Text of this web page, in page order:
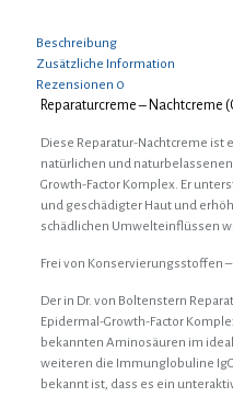
Beschreibung
Zusätzliche Information
Rezensionen 0
Reparaturcreme – Nachtcreme
Diese Reparatur-Nachtcreme ist
natürlichen und
Growth-Factor Komplex. Er
und geschädigter Haut und
schädlichen Umwelteinflüssen
Frei von Konservierungsstoffen
Der in Dr. von Boltenstern
Epidermal-Growth-Factor
bekannten Aminosäuren im
weiteren die Immunglobuline
bekannt ist, dass es ein